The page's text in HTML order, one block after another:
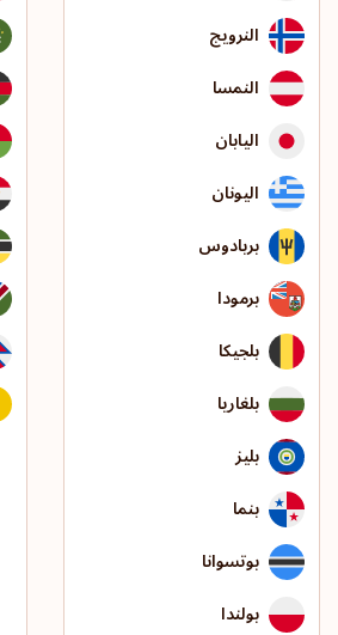
النرويج
النمسا
اليابان
اليونان
بربادوس
برمودا
بلجيكا
بلغاريا
بليز
بنما
بوتسوانا
بولندا